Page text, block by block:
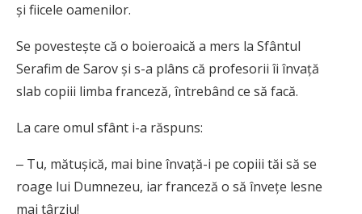
şi fiicele oamenilor.
Se povesteşte că o boieroaică a mers la Sfântul
Serafim de Sarov şi s-a plâns că profesorii îi învaţă
slab copiii limba franceză, întrebând ce să facă.
La care omul sfânt i-a răspuns:
‒ Tu, mătuşică, mai bine învaţă-i pe copiii tăi să se
roage lui Dumnezeu, iar franceză o să înveţe lesne
mai târziu!